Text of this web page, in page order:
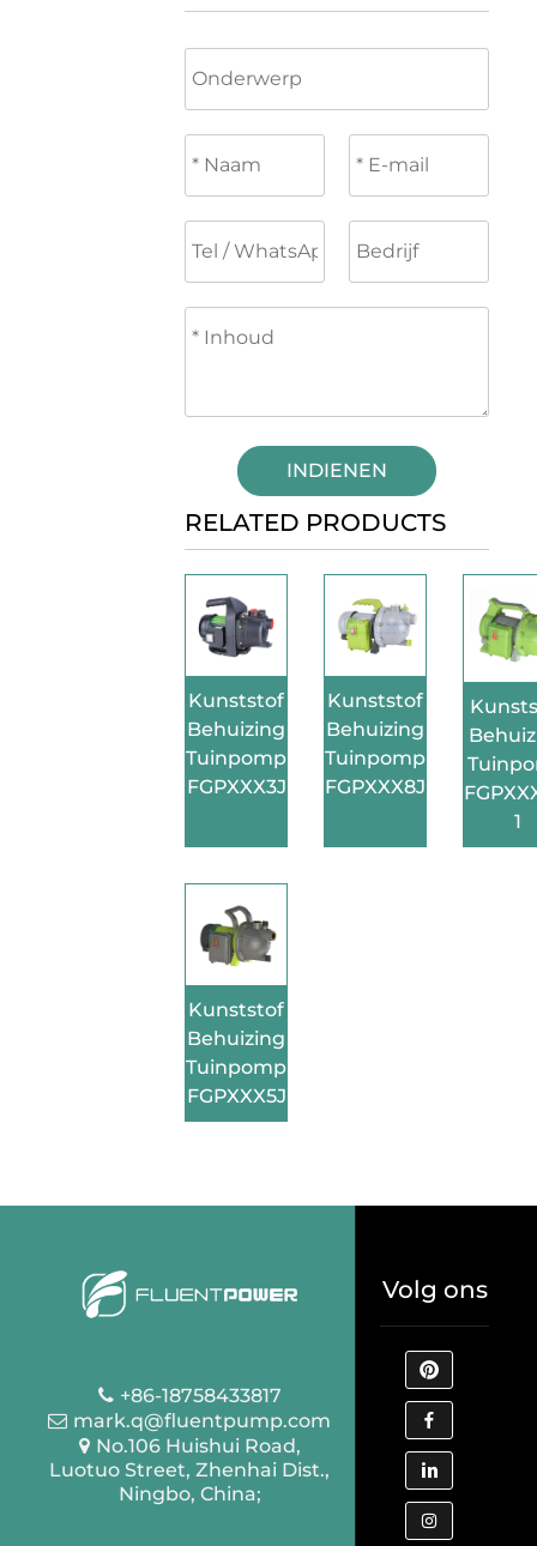
INDIENEN
RELATED PRODUCTS
Kunststof
Behuizing
Tuinpomp
FGPXXX3J
Kunststof
Behuizing
Tuinpomp
FGPXXX8J
1
Kunststof
Behuizing
Tuinpomp
FGPXXX5J
+86-18758433817
mark.q@fluentpump.com
No.106 Huishui Road,
Luotuo Street, Zhenhai Dist.,
Ningbo, China;
Volg ons